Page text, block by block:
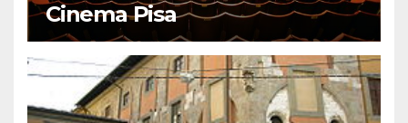
Cinema Pisa